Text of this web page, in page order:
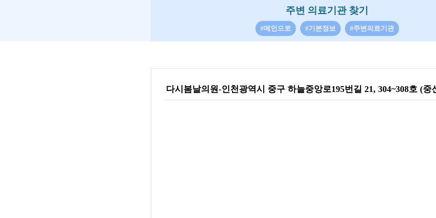
주변 의료기관 찾기
#메인으로 #기본정보 #주변의료기관
다시봄날의원-인천광역시 중구 하늘중앙로195번길 21, 304~308호 (중